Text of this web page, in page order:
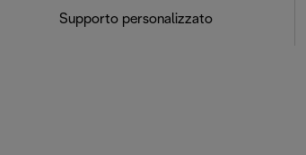
Supporto personalizzato